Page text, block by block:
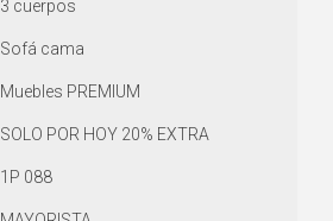
3 cuerpos
Sofá cama
Muebles PREMIUM
SOLO POR HOY 20% EXTRA
1P 088